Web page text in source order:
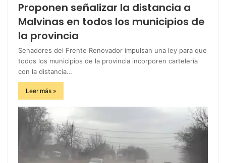
Proponen señalizar la distancia a
Malvinas en todos los municipios de
la provincia
Senadores del Frente Renovador impulsan una ley para que
todos los municipios de la provincia incorporen cartelería
con la distancia…
Leer más »